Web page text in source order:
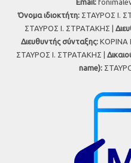
Εmail:
Όνομα ιδιοκτήτη: ΣΤΑΥΡΟΣ Ι.
ΣΤΑΥΡΟΣ Ι. ΣΤΡΑΤΑΚΗΣ |
Διευθυντής σύνταξης:ΚΟΡΙΝΑ
ΣΤΑΥΡΟΣ Ι. ΣΤΡΑΤΑΚΗΣ |
name):